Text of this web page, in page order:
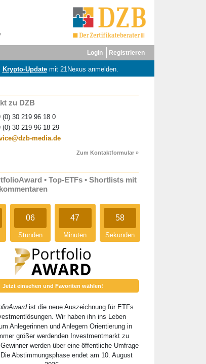
Login Registrieren
Krypto-Updatemit 21Nexus anmelden.
zu DZB
(0) 30 219 96 18 0
(0) 30 219 96 18 29
media.de
Zum Kontaktformular »
• Top-ETFs • Shortlists mit
06
Stunden
47
Minuten
58
Sekunden
Jetzt einsehen und Favoriten wählen!
ist die neue Auszeichnung für ETFs
Wir haben ihn ins Leben
Anlegerinnen und Anlegern Orientierung in
größer werdenden Investmentmarkt zu
werden über eine öffentliche Umfrage
Abstimmungsphase endet am 10. August